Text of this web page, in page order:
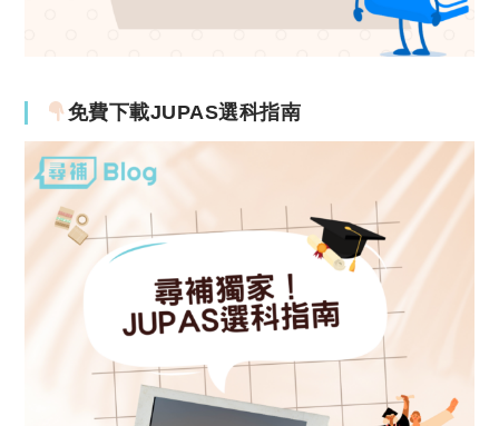
免費下載JUPAS選科指南